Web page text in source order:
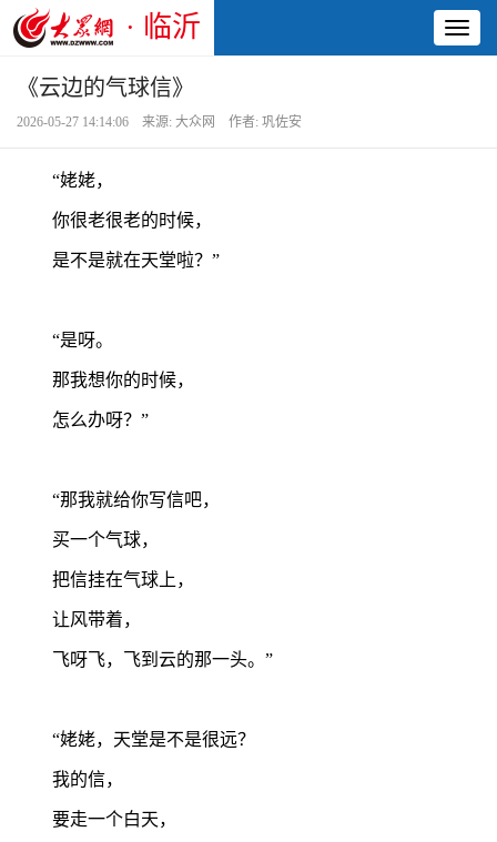
· 临沂
《云边的气球信》
2026-05-27 14:14:06 来源: 大众网 作者: 巩佐安
“姥姥，
你很老很老的时候，
是不是就在天堂啦？”
“是呀。
那我想你的时候，
怎么办呀？”
“那我就给你写信吧，
买一个气球，
把信挂在气球上，
让风带着，
飞呀飞，飞到云的那一头。”
“姥姥，天堂是不是很远？
我的信，
要走一个白天，